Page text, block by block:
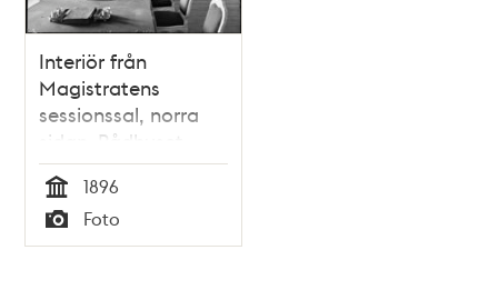
Interiör från
Magistratens
sessionssal, norra
sidan. Rådhuset,
Bondeska palatset,
Myntgatan
Tid
1896
Typ
Foto